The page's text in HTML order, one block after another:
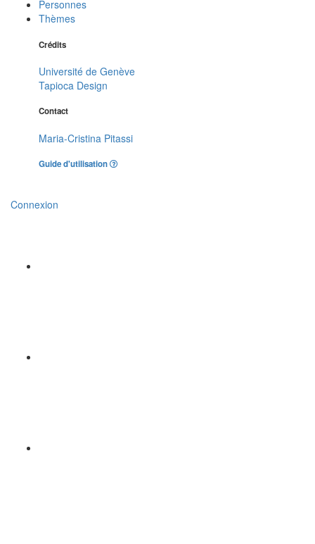
Personnes
Thèmes
Crédits
Université de Genève
Tapioca Design
Contact
Maria-Cristina Pitassi
Guide d'utilisation
Connexion